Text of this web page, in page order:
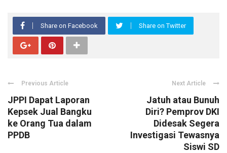
Share on Facebook Share on Twitter
Previous Article
JPPI Dapat Laporan
Kepsek Jual Bangku
ke Orang Tua dalam
PPDB
Next Article
Jatuh atau Bunuh
Diri? Pemprov DKI
Didesak Segera
Investigasi Tewasnya
Siswi SD